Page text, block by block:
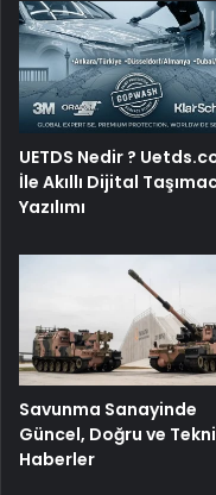
UETDS Nedir ?
İle Akıllı Dijital
Yazılımı
Savunma Sanayinde
Güncel, Doğru ve
Haberler